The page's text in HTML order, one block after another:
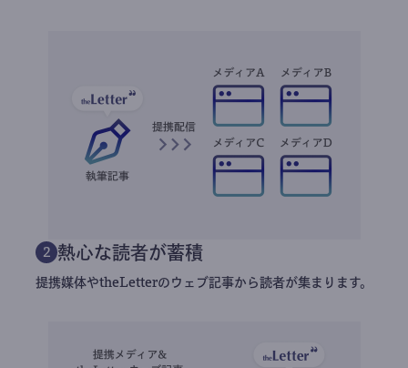
2 熱心な読者が蓄積
提携媒体やtheLetterのウェブ記事から読者が集まります。